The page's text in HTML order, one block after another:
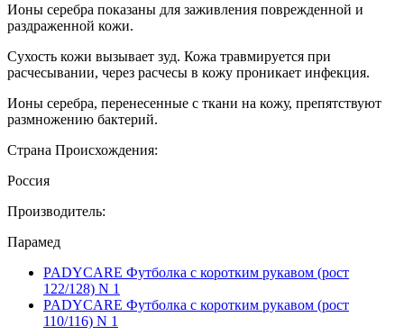
Ионы серебра показаны для заживления поврежденной и
раздраженной кожи.
Сухость кожи вызывает зуд. Кожа травмируется при
расчесывании, через расчесы в кожу проникает инфекция.
Ионы серебра, перенесенные с ткани на кожу, препятствуют
размножению бактерий.
Страна Происхождения:
Россия
Производитель:
Парамед
PADYCARE Футболка с коротким рукавом (рост
122/128) N 1
PADYCARE Футболка с коротким рукавом (рост
110/116) N 1